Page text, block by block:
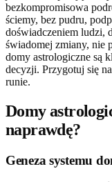
bezkompromisowa
ściemy, bez pudru,
doświadczeniem ludzi,
świadomej zmiany, nie
domy astrologiczne są
decyzji. Przygotuj się
runie.
Domy
naprawdę?
Geneza systemu